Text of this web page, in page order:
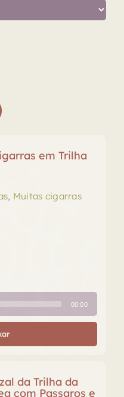
em Trilha
, Muitas cigarras
00:00
da Trilha da
com Passaros e